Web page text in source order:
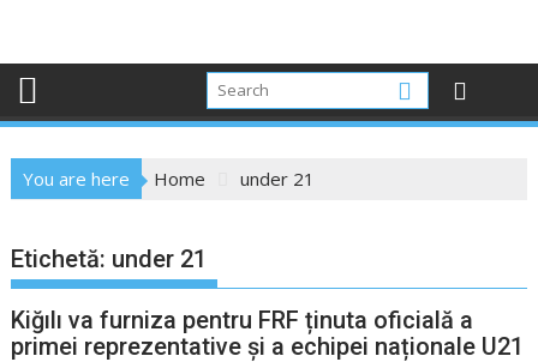
You are here Home under 21
Etichetă: under 21
Kiğılı va furniza pentru FRF ținuta oficială a
primei reprezentative și a echipei naționale U21